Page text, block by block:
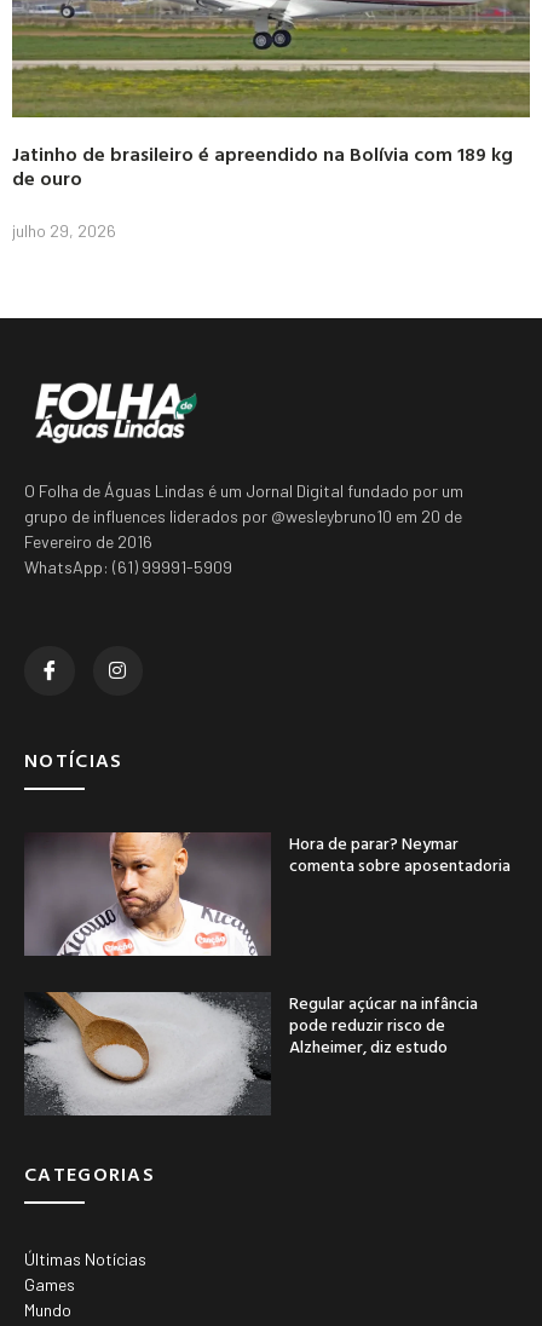
Jatinho de brasileiro é apreendido na Bolívia com 189 kg
de ouro
julho 29, 2026
O Folha de Águas Lindas é um Jornal Digital fundado por um
grupo de influences liderados por @wesleybruno10 em 20 de
Fevereiro de 2016
WhatsApp: (61) 99991-5909
NOTÍCIAS
Hora de parar? Neymar
comenta sobre aposentadoria
Regular açúcar na infância
pode reduzir risco de
Alzheimer, diz estudo
CATEGORIAS
Últimas Notícias
Games
Mundo